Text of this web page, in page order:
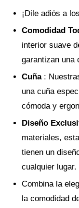
¡Dile adiós a
Comodidad
interior suave
garantizan una
Cuña :
una cuña
cómoda y
Diseño
materiales,
tienen un
cualquier lugar.
Combina la
la comodidad